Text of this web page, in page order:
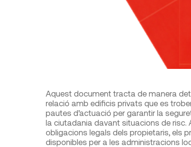
Aquest document tracta de manera
relació amb edificis privats que es
pautes d’actuació per garantir la
la ciutadania davant situacions de risc.
obligacions legals dels propietaris, els
disponibles per a les administracions